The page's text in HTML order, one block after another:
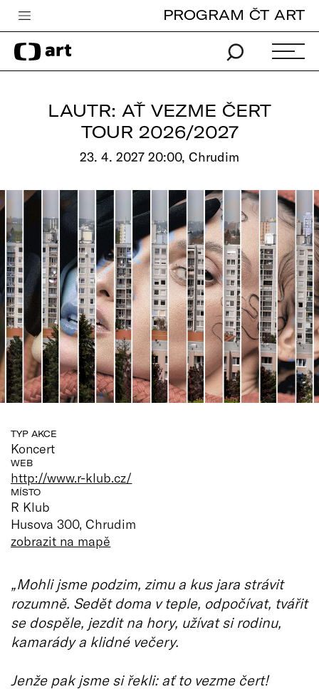
Česká televize
Zpravodajství
Vše o ČT
PROGRAM ČT ART
LAUTR: AŤ VEZME ČERT
TOUR 2026/2027
23. 4. 2027 20:00, Chrudim
TYP AKCE
Koncert
WEB
http://www.r-klub.cz/
MÍSTO
R Klub
Husova 300, Chrudim
zobrazit na mapě
„Mohli jsme podzim, zimu a kus jara strávit
rozumně. Sedět doma v teple, odpočívat, tvářit
se dospěle, jezdit na hory, užívat si rodinu,
kamarády a klidné večery.
Jenže pak jsme si řekli: ať to vezme čert!